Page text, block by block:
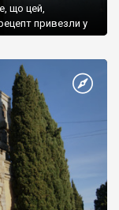
що цей,
привезли у